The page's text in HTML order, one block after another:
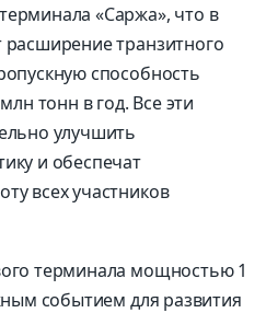
«Саржа», что в
транзитного
способность
тонн в год. Все эти
улучшить
и обеспечат
всех участников
терминала мощностью 1
событием для развития